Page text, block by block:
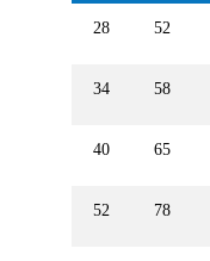
28 52
34 58
40 65
52 78